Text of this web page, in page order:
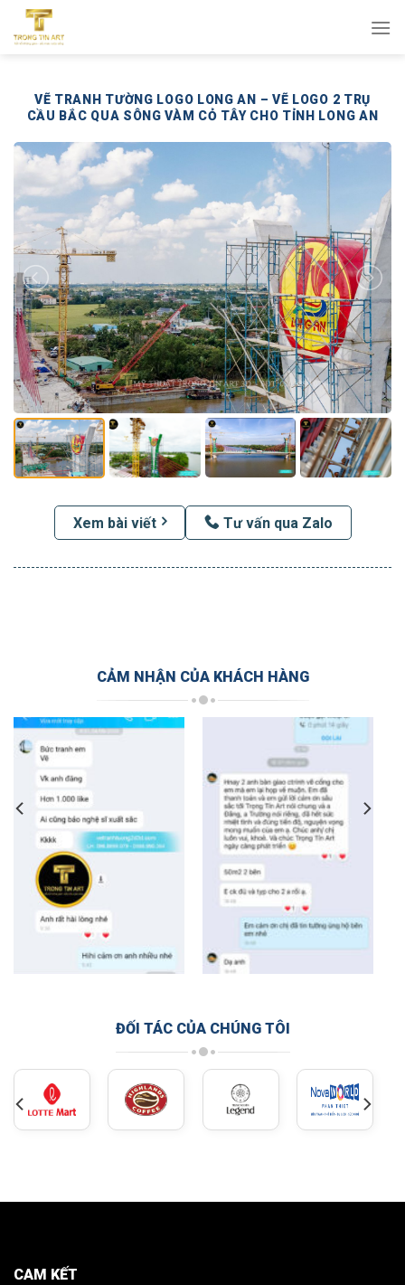
qua
VẼ TRANH TƯỜNG LOGO LONG AN – VẼ LOGO 2 TRỤ
CẦU BẮC QUA SÔNG VÀM CỎ TÂY CHO TỈNH LONG AN
Xem bài viết Tư vấn qua Zalo
CẢM NHẬN CỦA KHÁCH HÀNG
ĐỐI TÁC CỦA CHÚNG TÔI
CAM KẾT